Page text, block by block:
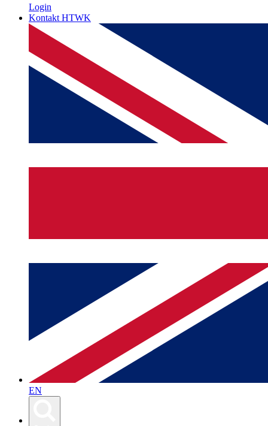
Login
Kontakt HTWK
EN